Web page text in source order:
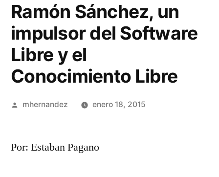
Ramón Sánchez, un
impulsor del Software
Libre y el
Conocimiento Libre
Publicado
mhernandez enero 18, 2015
Por: Estaban Pagano